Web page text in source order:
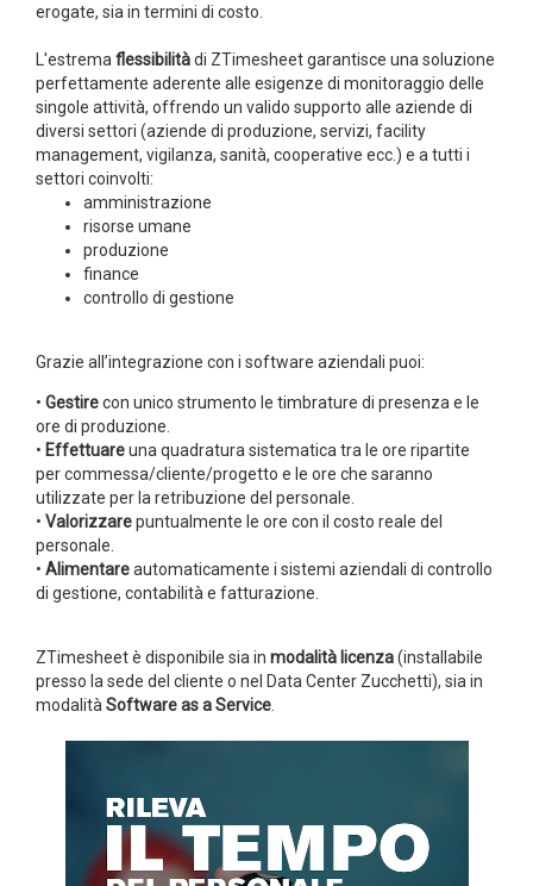
erogate, sia in termini di costo.
L'estrema flessibilitàdi ZTimesheet garantisce una soluzione
perfettamente aderente alle esigenze di monitoraggio delle
singole attività, offrendo un valido supporto alle aziende di
diversi settori (aziende di produzione, servizi, facility
management, vigilanza, sanità, cooperative ecc.) e a tutti i
settori coinvolti:
amministrazione
risorse umane
produzione
finance
controllo di gestione
Grazie all’integrazione con i software aziendali puoi:
• Gestirecon unico strumento le timbrature di presenza e le
ore di produzione.
• Effettuareuna quadratura sistematica tra le ore ripartite
per commessa/cliente/progetto e le ore che saranno
utilizzate per la retribuzione del personale.
• Valorizzarepuntualmente le ore con il costo reale del
personale.
• Alimentareautomaticamente i sistemi aziendali di controllo
di gestione, contabilità e fatturazione.
ZTimesheet è disponibile sia in modalità licenza(installabile
presso la sede del cliente o nel Data Center Zucchetti), sia in
modalità Software as a Service